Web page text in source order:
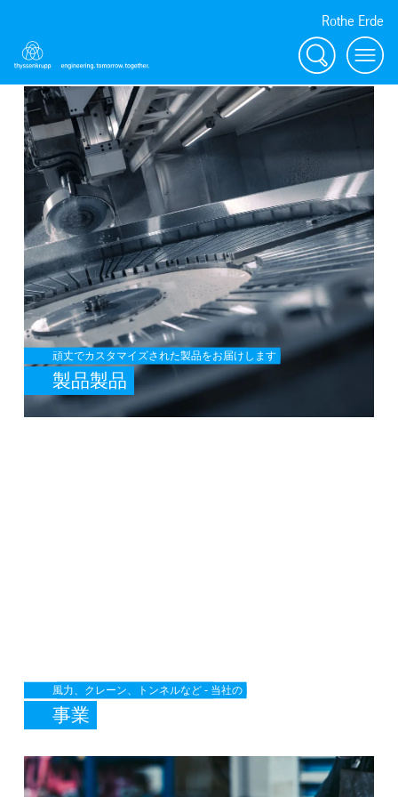
Rothe Erde
Search
頑丈でカスタマイズされた製品をお届けします
製品製品
SafeValue must use [property]=binding: 製品製品 (see https://
風力、クレーン、トンネルなど - 当社の
事業
SafeValue must use [property]=binding: アフターマーケット